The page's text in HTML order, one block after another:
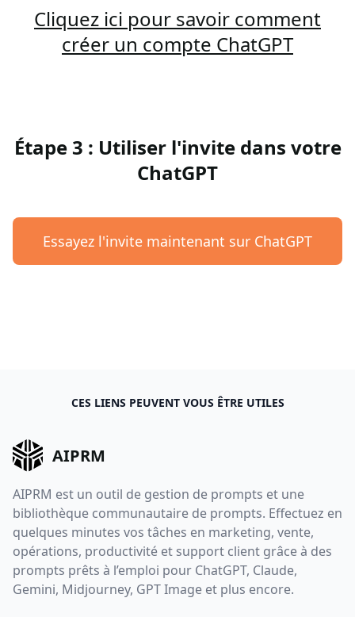
Cliquez ici pour savoir comment
créer un compte ChatGPT
Étape 3 : Utiliser l'invite dans votre
ChatGPT
Essayez l'invite maintenant sur ChatGPT
CES LIENS PEUVENT VOUS ÊTRE UTILES
AIPRM
AIPRM est un outil de gestion de prompts et une
bibliothèque communautaire de prompts. Effectuez en
quelques minutes vos tâches en marketing, vente,
opérations, productivité et support client grâce à des
prompts prêts à l’emploi pour ChatGPT, Claude,
Gemini, Midjourney, GPT Image et plus encore.